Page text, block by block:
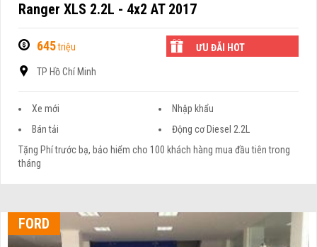
Ranger XLS 2.2L - 4x2 AT 2017
645triệu ƯU ĐÃI HOT
TP Hồ Chí Minh
Xe mới
Nhập khẩu
Bán tải
Động cơ Diesel 2.2L
Tặng Phí trước bạ, bảo hiểm cho 100 khách hàng mua đầu tiên trong
tháng
FORD